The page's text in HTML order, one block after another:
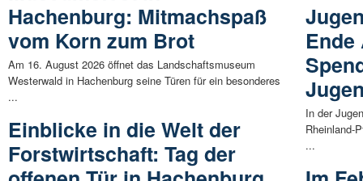
Hachenburg: Mitmachspaß
vom Korn zum Brot
Am 16. August 2026 öffnet das Landschaftsmuseum
Westerwald in Hachenburg seine Türen für ein besonderes
...
Einblicke in die Welt der
Forstwirtschaft: Tag der
In der
Rheinland-
...